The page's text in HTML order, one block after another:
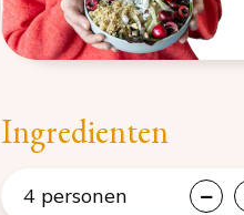
Ingredienten
4 personen